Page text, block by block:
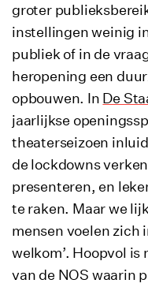
groter
instellingen weinig
publiek of in de
heropening een
opbouwen. In De
jaarlijkse
theaterseizoen
de lockdowns
presenteren, en
te raken. Maar we
mensen voelen zich
welkom’. Hoopvol
van de NOS waarin